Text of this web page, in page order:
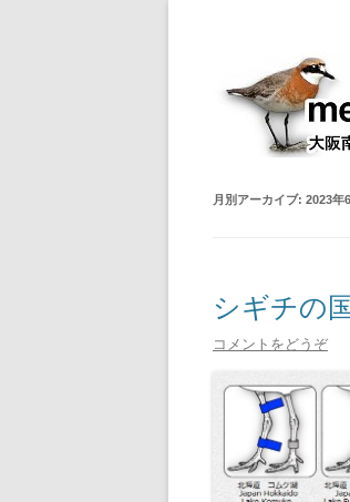
月別アーカイブ: 2023年
シギチの
コメントをどうぞ